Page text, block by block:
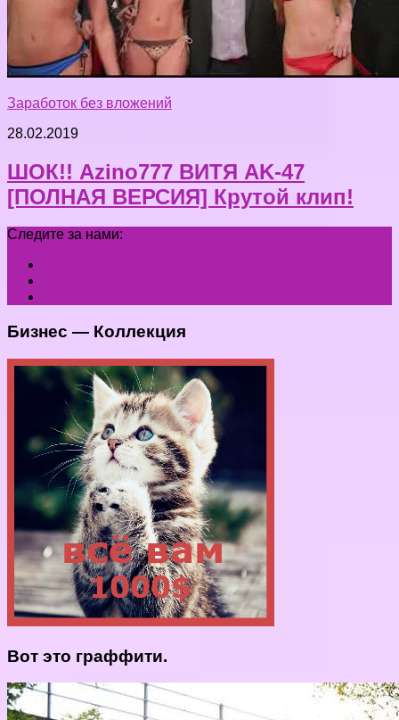
Заработок без вложений
28.02.2019
ШОК!! Azino777 ВИТЯ AK-47
[ПОЛНАЯ ВЕРСИЯ] Крутой клип!
Следите за нами:
Бизнес — Коллекция
Вот это граффити.